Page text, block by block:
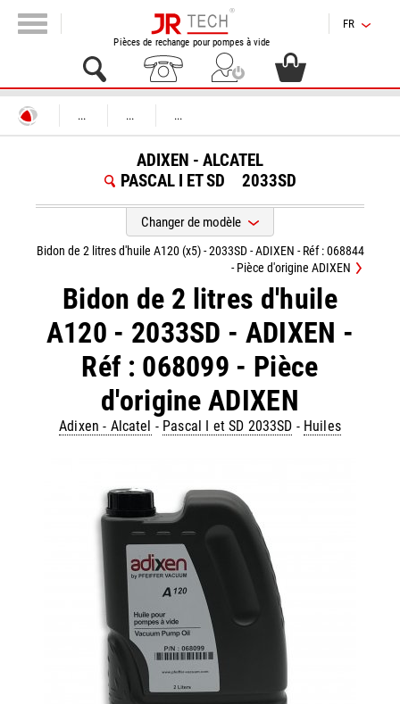
Pièces de rechange pour pompes à vide
FR
... ... ...
ADIXEN - ALCATEL
PASCAL I ET SD
2033SD
Changer de modèle
Bidon de 2 litres d'huile
A120 - 2033SD - ADIXEN -
Réf : 068099 - Pièce
d'origine ADIXEN
Adixen - Alcatel - Pascal I et SD 2033SD - Huiles
Bidon de 2 litres d'huile A120 (x5) - 2033SD - ADIXEN - Réf : 068844
- Pièce d'origine ADIXEN